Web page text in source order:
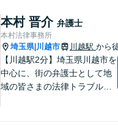
本村 晋介 弁護士
本村法律事務所
埼玉県| 川越市 川越駅 から
【川越駅2分】埼玉県川越市を
中心に、街の弁護士として地
域の皆さまの法律トラブル解